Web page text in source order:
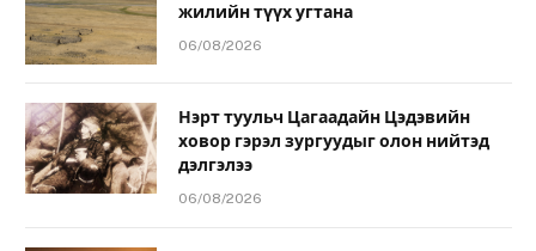
жилийн түүх угтана
06/08/2026
Нэрт туульч Цагаадайн Цэдэвийн
ховор гэрэл зургуудыг олон нийтэд
дэлгэлээ
06/08/2026